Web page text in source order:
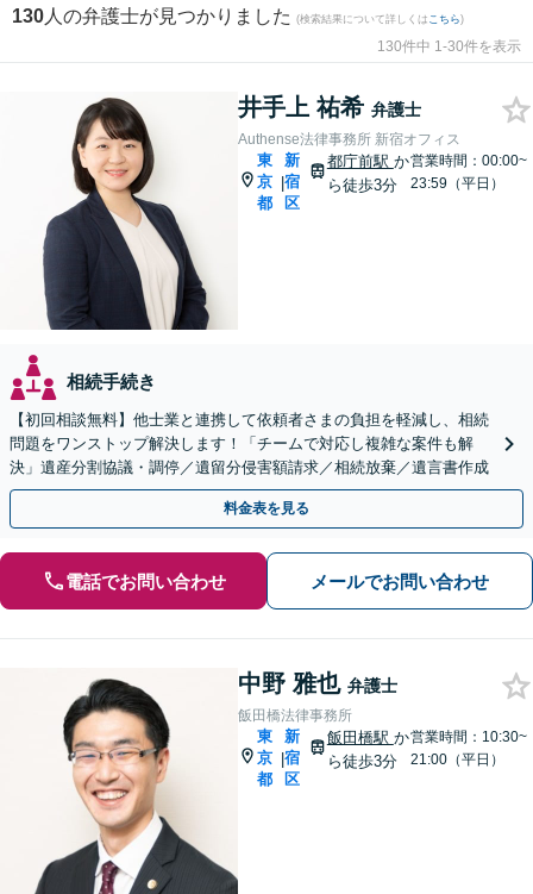
130 人の弁護士が見つかりました (検索結果について詳しくは こちら)
130件中 1-30件を表示
井手上 祐希 弁護士
Authense法律事務所 新宿オフィス
東
京
都
|
新
宿
区
都庁前駅 か
ら徒歩3分
営業時間：00:00~
23:59（平日）
相続手続き
【初回相談無料】他士業と連携して依頼者さまの負担を軽減し、相続
問題をワンストップ解決します！「チームで対応し複雑な案件も解
決」遺産分割協議・調停／遺留分侵害額請求／相続放棄／遺言書作成
料金表を見る
電話でお問い合わせ メールでお問い合わせ
中野 雅也 弁護士
飯田橋法律事務所
東
京
都
|
新
宿
区
飯田橋駅 か
ら徒歩3分
営業時間：10:30~
21:00（平日）